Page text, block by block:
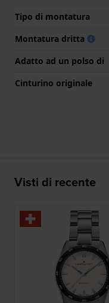
Tipo di montatura
Montatura dritta
Adatto ad un polso di
Cinturino originale
Visti di recente